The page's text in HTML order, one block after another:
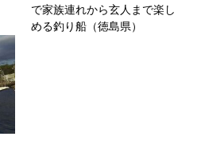
で家族連れから玄人まで楽し
める釣り船（徳島県）